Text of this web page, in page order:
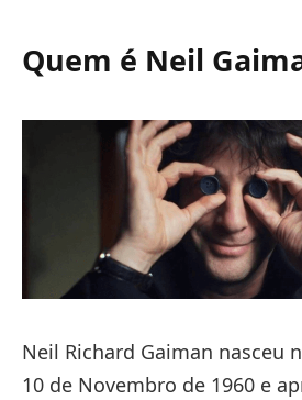
Quem é Neil
Neil Richard Gaiman nasceu
10 de Novembro de 1960 e